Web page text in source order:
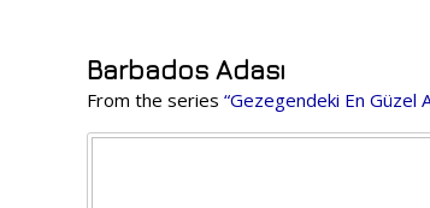
Barbados Adası
From the series “Gezegendeki En Güzel